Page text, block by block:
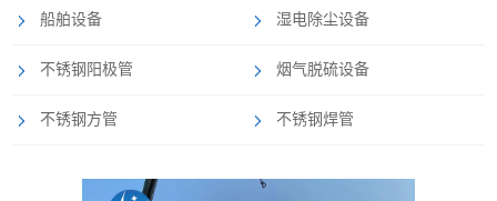
船舶设备 湿电除尘设备
不锈钢阳极管 烟气脱硫设备
不锈钢方管 不锈钢焊管